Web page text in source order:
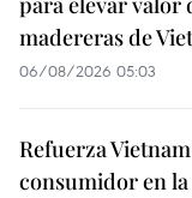
madereras de
06/08/2026 05:03
Refuerza
consumidor en